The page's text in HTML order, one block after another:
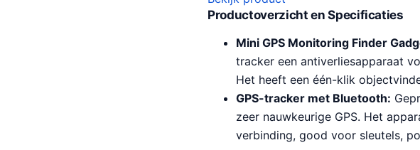
Productoverzicht en Specificaties
Mini GPS Monitoring Finder
tracker een antiverliesapparaat
Het heeft een één-klik
GPS-tracker met Bluetooth:
zeer nauwkeurige GPS. Het
verbinding, good voor sleutels,